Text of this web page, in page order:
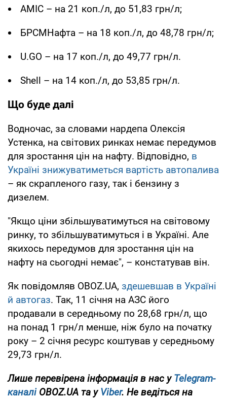
AMIC – на 21 коп./л, до 51,83 грн/л;
БРСМНафта – на 18 коп./л, до 48,78 грн/л;
U.GO – на 17 коп./л, до 49,77 грн/л.
Shell – на 14 коп./л, до 53,85 грн/л.
Що буде далі
Водночас, за словами нардепа Олексія
Устенка, на світових ринках немає передумов
для зростання цін на нафту. Відповідно, в
Україні знижуватиметься вартість автопалива
– як скрапленого газу, так і бензину з
дизелем.
"Якщо ціни збільшуватимуться на світовому
ринку, то збільшуватимуться і в Україні. Але
якихось передумов для зростання цін на
нафту на сьогодні немає", – констатував він.
Як повідомляв OBOZ.UA, здешевшав в Україні
й автогаз. Так, 11 січня на АЗС його
продавали в середньому по 28,68 грн/л, що
на понад 1 грн/л менше, ніж було на початку
року – 2 січня ресурс коштував у середньому
29,73 грн/л.
Лише перевірена інформація в нас уTelegram-
каналіOBOZ.UA та уViber. Не ведіться на